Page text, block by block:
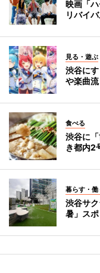
映画「
リバイ
見る・遊ぶ
渋谷に
や楽曲
食べる
渋谷に
き都内2
暮らす・働
渋谷サ
暑」スポ